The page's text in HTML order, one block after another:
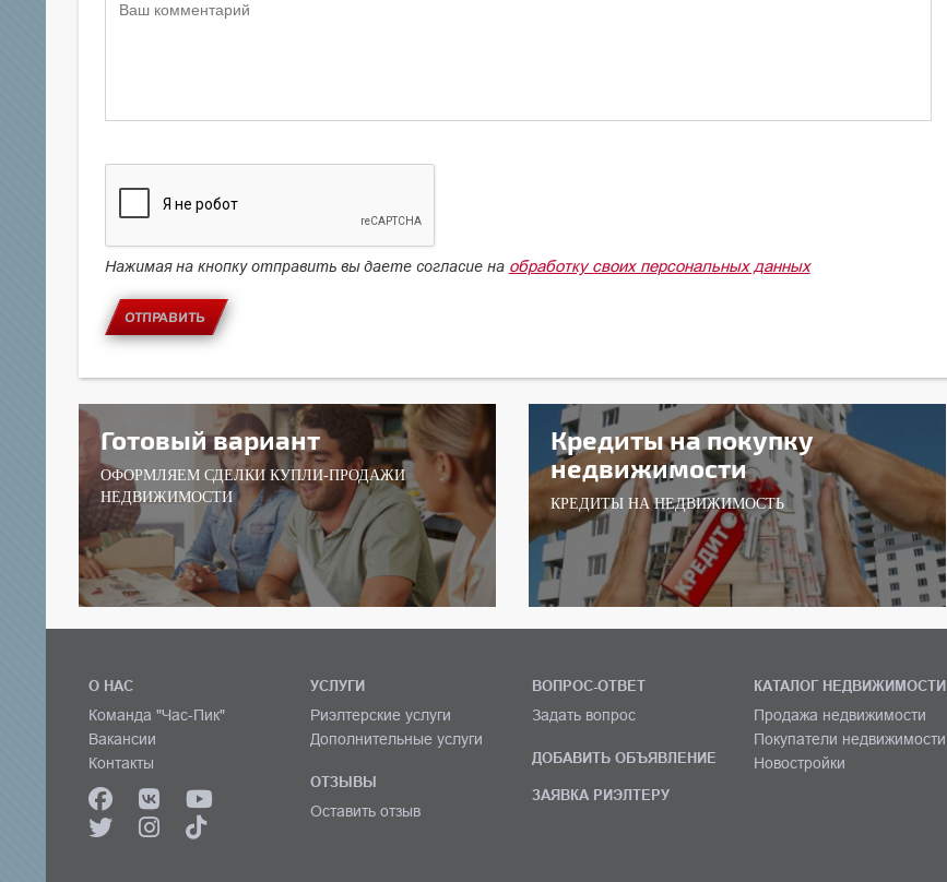
Нажимая на кнопку отправить вы даете согласие на обработку своих персональных данных
ОТПРАВИТЬ
Готовый вариант
ОФОРМЛЯЕМ СДЕЛКИ КУПЛИ-ПРОДАЖИ
НЕДВИЖИМОСТИ
Кредиты на покупку
недвижимости
КРЕДИТЫ НА НЕДВИЖИМОСТЬ
О НАС
Команда "Час-Пик"
Вакансии
Контакты
УСЛУГИ
Риэлтерские услуги
Дополнительные услуги
ОТЗЫВЫ
Оставить отзыв
ВОПРОС-ОТВЕТ
Задать вопрос
ДОБАВИТЬ ОБЪЯВЛЕНИЕ
ЗАЯВКА РИЭЛТЕРУ
КАТАЛОГ НЕДВИЖИМОСТИ
Продажа недвижимости
Покупатели недвижимости
Новостройки